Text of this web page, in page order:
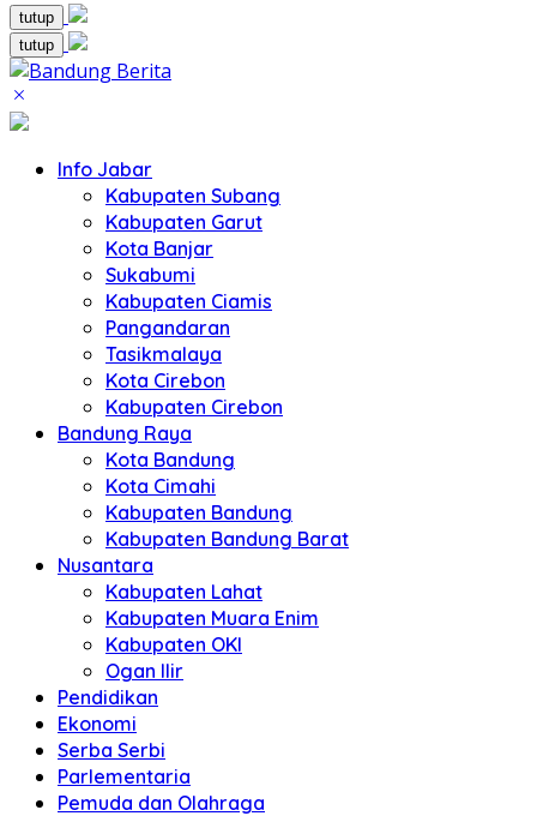
tutup
tutup
Info Jabar
Kabupaten Subang
Kabupaten Garut
Kota Banjar
Sukabumi
Kabupaten Ciamis
Pangandaran
Tasikmalaya
Kota Cirebon
Kabupaten Cirebon
Bandung Raya
Kota Bandung
Kota Cimahi
Kabupaten Bandung
Kabupaten Bandung Barat
Nusantara
Kabupaten Lahat
Kabupaten Muara Enim
Kabupaten OKI
Ogan Ilir
Pendidikan
Ekonomi
Serba Serbi
Parlementaria
Pemuda dan Olahraga